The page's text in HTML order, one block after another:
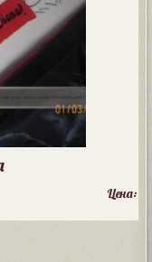
Цена: